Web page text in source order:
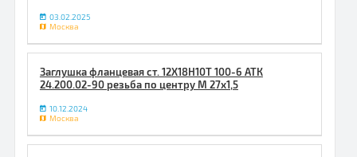
03.02.2025
Москва
Заглушка фланцевая ст. 12Х18Н10Т 100-6 АТК
24.200.02-90 резьба по центру М 27х1,5
10.12.2024
Москва